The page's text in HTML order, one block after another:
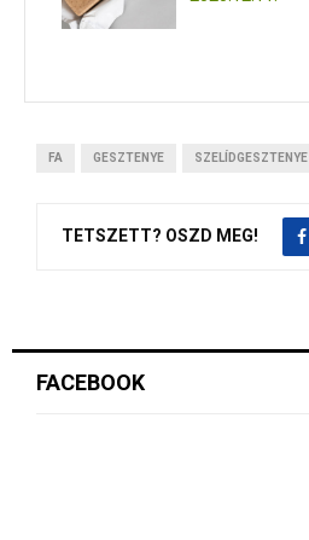
FA GESZTENYE SZELÍDGESZTENYE
TETSZETT? OSZD MEG!
FACEBOOK